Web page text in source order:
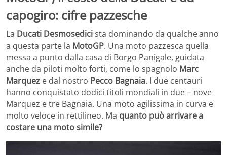
capogiro: cifre pazzesche
La Ducati Desmosedicista dominando da qualche anno
a questa parte la MotoGP. Una moto pazzesca quella
messa a punto dalla casa di Borgo Panigale, guidata
anche da piloti molto forti, come lo spagnolo Marc
Marquez e dal nostro Pecco Bagnaia. I due centauri
hanno conquistato dodici titoli mondiali in due – nove
Marquez e tre Bagnaia. Una moto agilissima in curva e
molto veloce in rettilineo. Ma quanto può arrivare a
costare una moto simile?